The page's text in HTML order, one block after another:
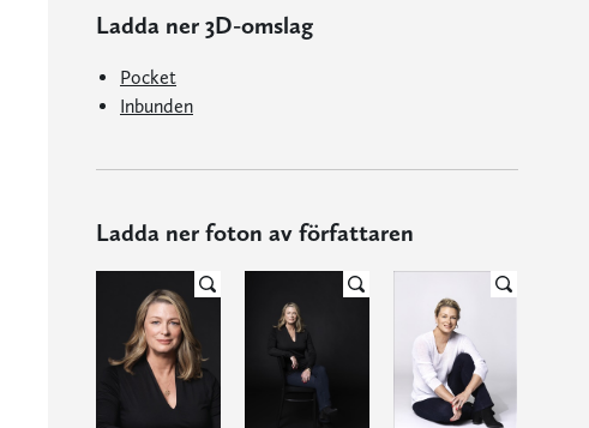
Ladda ner 3D-omslag
Pocket
Inbunden
Ladda ner foton av författaren